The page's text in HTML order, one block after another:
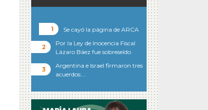
Se cayó la página de ARCA
Por la Ley de Inocencia Fiscal
Lázaro Báez fue sobreseído
Argentina e Israel firmaron tres
acuerdos:…